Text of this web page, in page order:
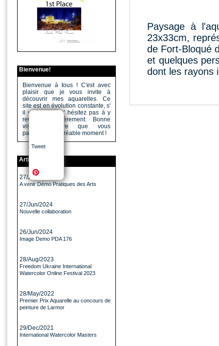
Tweet
Bienvenue!
Bienvenue à tous ! C'est avec
plaisir que je vous invite à
découvrir mes aquarelles. Ce
site est en évolution constante, s'
il vous a plu n' hésitez pas à y
revenir régulièrement. Bonne
visite, j'espère que vous
passerez un agréable moment !
Articles
27/Jun/2024
A venir Démo Pratiques des Arts
27/Jun/2024
Nouvelle collaboration
26/Jun/2024
Image Demo PDA 176
28/Aug/2023
Freedom Ukraine International
Watercolor Online Festival 2023
28/May/2022
Premier Prix Aquarelle au concours de
peinture de Larmor
29/Dec/2021
International Watercolor Masters
Paysage à
23x33cm,
de Fort-Bloqué
et quelques
dont les rayons